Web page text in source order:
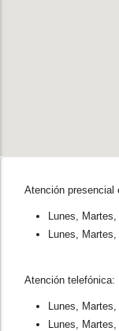
Atención presencial
Lunes,
Lunes,
Atención telefónica:
Lunes,
Lunes,